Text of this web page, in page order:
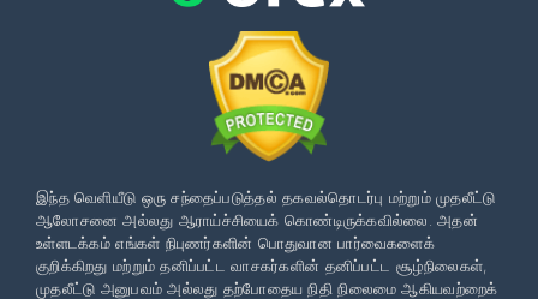
இந்த வெளியீடு ஒரு சந்தைப்படுத்தல் தகவல்தொடர்பு மற்றும் முதலீட்டு
ஆலோசனை அல்லது ஆராய்ச்சியைக் கொண்டிருக்கவில்லை. அதன்
உள்ளடக்கம் எங்கள் நிபுணர்களின் பொதுவான பார்வைகளைக்
குறிக்கிறது மற்றும் தனிப்பட்ட வாசகர்களின் தனிப்பட்ட சூழ்நிலைகள்,
முதலீட்டு அனுபவம் அல்லது தற்போதைய நிதி நிலைமை ஆகியவற்றைக்